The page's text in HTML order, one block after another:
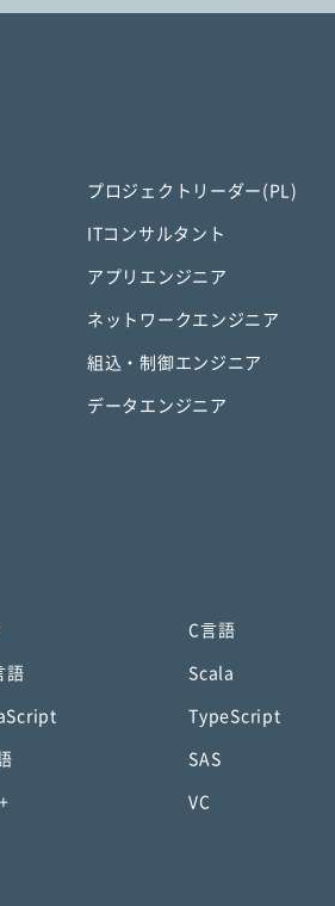
プロジェクトリーダー(PL)
ITコンサルタント
アプリエンジニア
ネットワークエンジニア
組込・制御エンジニア
データエンジニア
C言語
語 Scala
TypeScript
SAS
VC